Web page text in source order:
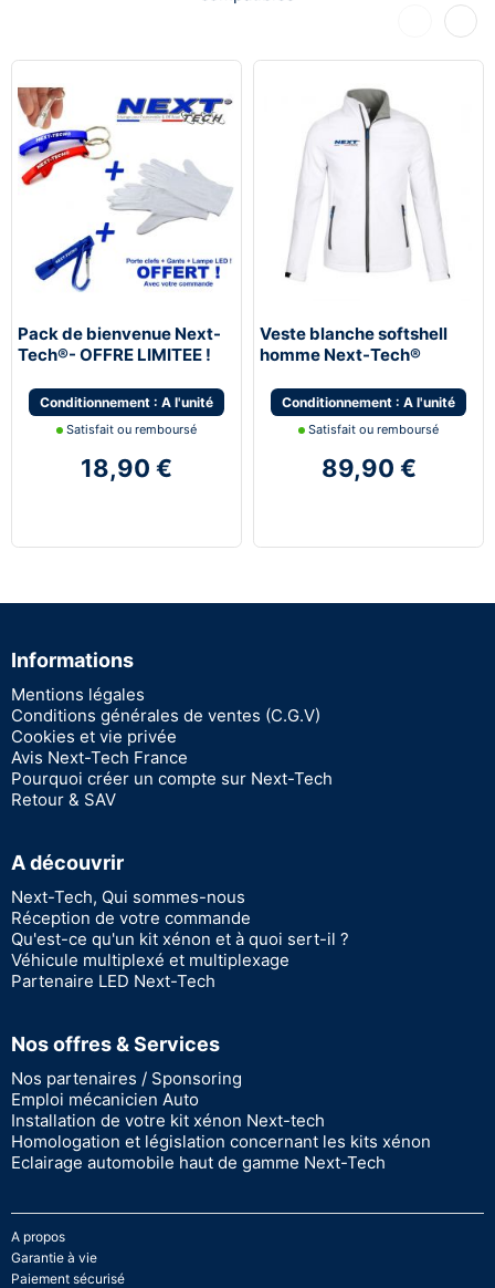
Précédent
Pack de bienvenue Next-
Tech®- OFFRE LIMITEE !
Conditionnement : A l'unité
Satisfait ou remboursé
18,90 €
Veste blanche softshell
homme Next-Tech®
Conditionnement : A l'unité
Satisfait ou remboursé
89,90 €
Informations
Mentions légales
Conditions générales de ventes (C.G.V)
Cookies et vie privée
Avis Next-Tech France
Pourquoi créer un compte sur Next-Tech
Retour & SAV
A découvrir
Next-Tech, Qui sommes-nous
Réception de votre commande
Qu'est-ce qu'un kit xénon et à quoi sert-il ?
Véhicule multiplexé et multiplexage
Partenaire LED Next-Tech
Nos offres & Services
Nos partenaires / Sponsoring
Emploi mécanicien Auto
Installation de votre kit xénon Next-tech
Homologation et législation concernant les kits xénon
Eclairage automobile haut de gamme Next-Tech
A propos
Garantie à vie
Paiement sécurisé